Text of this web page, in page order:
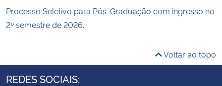
Processo Seletivo para Pós-Graduação com ingresso no
2º semestre de 2026.
Voltar ao topo
REDES SOCIAIS: